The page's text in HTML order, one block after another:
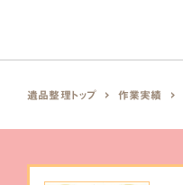
遺品整理トップ 作業実績